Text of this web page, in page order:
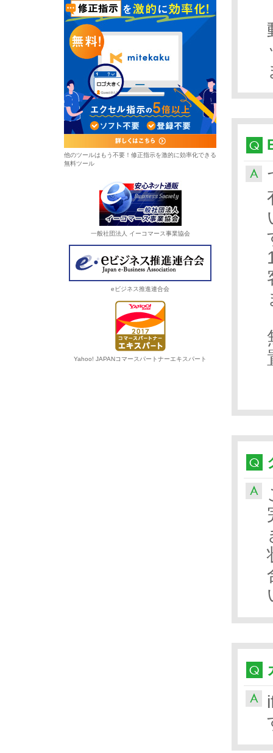
他のツールはもう不要！修正指示を激的に効率化できる
無料ツール
一般社団法人 イーコマース事業協会
eビジネス推進連合会
Yahoo! JAPANコマースパートナーエキスパート